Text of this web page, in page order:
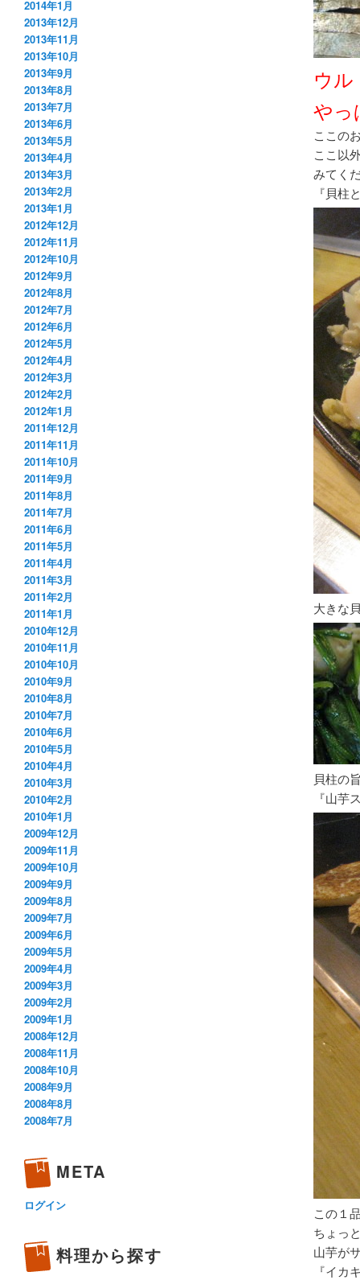
ウ
やっ
ここの
ここ以
みてく
『貝柱
大きな
貝柱の
『山芋
この１
ちょっ
山芋が
『イカ
2014年1月
2013年12月
2013年11月
2013年10月
2013年9月
2013年8月
2013年7月
2013年6月
2013年5月
2013年4月
2013年3月
2013年2月
2013年1月
2012年12月
2012年11月
2012年10月
2012年9月
2012年8月
2012年7月
2012年6月
2012年5月
2012年4月
2012年3月
2012年2月
2012年1月
2011年12月
2011年11月
2011年10月
2011年9月
2011年8月
2011年7月
2011年6月
2011年5月
2011年4月
2011年3月
2011年2月
2011年1月
2010年12月
2010年11月
2010年10月
2010年9月
2010年8月
2010年7月
2010年6月
2010年5月
2010年4月
2010年3月
2010年2月
2010年1月
2009年12月
2009年11月
2009年10月
2009年9月
2009年8月
2009年7月
2009年6月
2009年5月
2009年4月
2009年3月
2009年2月
2009年1月
2008年12月
2008年11月
2008年10月
2008年9月
2008年8月
2008年7月
META
ログイン
料理から探す